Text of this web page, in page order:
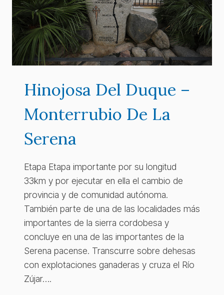
Hinojosa Del Duque –
Monterrubio De La
Serena
Etapa Etapa importante por su longitud
33km y por ejecutar en ella el cambio de
provincia y de comunidad autónoma.
También parte de una de las localidades más
importantes de la sierra cordobesa y
concluye en una de las importantes de la
Serena pacense. Transcurre sobre dehesas
con explotaciones ganaderas y cruza el Río
Zújar….